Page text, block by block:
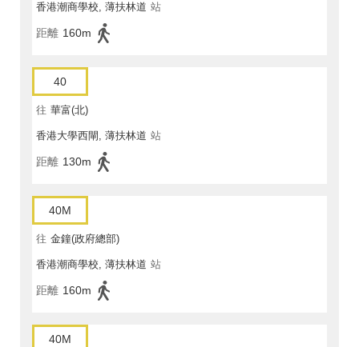
香港潮商學校, 薄扶林道 站
距離 160m
40
往 華富(北)
香港大學西閘, 薄扶林道 站
距離 130m
40M
往 金鐘(政府總部)
香港潮商學校, 薄扶林道 站
距離 160m
40M